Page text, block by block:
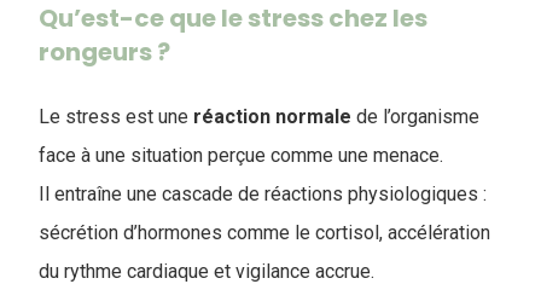
Qu’est-ce que le stress chez les
rongeurs ?
Le stress est une réaction normale de l’organisme
face à une situation perçue comme une menace.
Il entraîne une cascade de réactions physiologiques :
sécrétion d’hormones comme le cortisol, accélération
du rythme cardiaque et vigilance accrue.